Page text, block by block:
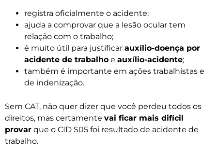
registra oficialmente o acidente;
ajuda a comprovar que a lesão ocular tem
relação com o trabalho;
é muito útil para justificar auxílio-doença por
acidente de trabalho e auxílio-acidente;
também é importante em ações trabalhistas e
de indenização.
Sem CAT, não quer dizer que você perdeu todos os
direitos, mas certamente vai ficar mais difícil
provar que o CID S05 foi resultado de acidente de
trabalho.